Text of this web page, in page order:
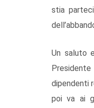
stia
Un saluto
Presidente
dipendenti
poi va ai